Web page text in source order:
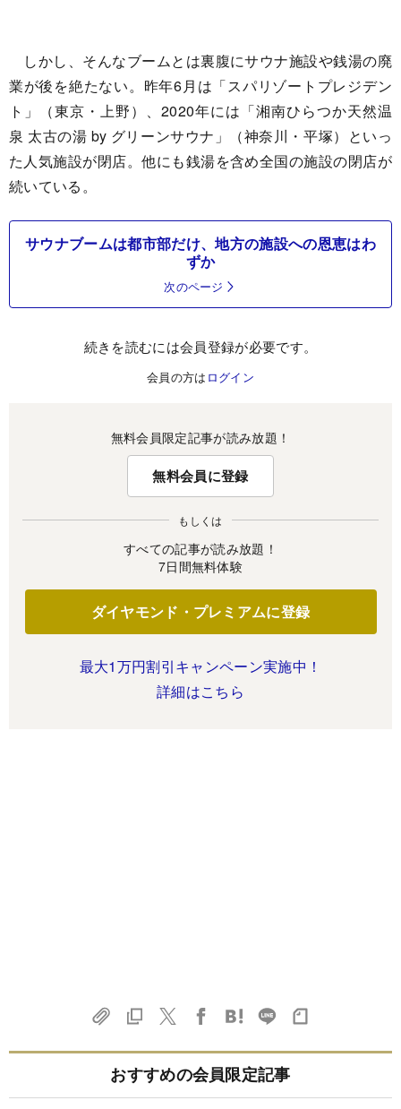
しかし、そんなブームとは裏腹にサウナ施設や銭湯の廃
業が後を絶たない。昨年6月は「スパリゾートプレジデン
ト」（東京・上野）、2020年には「湘南ひらつか天然温
泉 太古の湯 by グリーンサウナ」（神奈川・平塚）といっ
た人気施設が閉店。他にも銭湯を含め全国の施設の閉店が
続いている。
サウナブームは都市部だけ、地方の施設への恩恵はわ
ずか
次のページ
続きを読むには会員登録が必要です。
会員の方は ログイン
無料会員限定記事が読み放題！
無料会員に登録
もしくは
すべての記事が読み放題！
7日間無料体験
ダイヤモンド・プレミアムに登録
最大1万円割引キャンペーン実施中！
詳細はこちら
おすすめの会員限定記事